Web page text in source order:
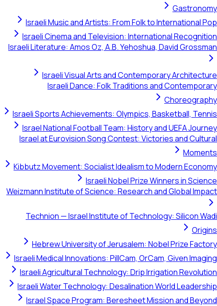
Israeli Music and Artists: From Folk to
Israeli Cinema and Television: International
Israeli Literature: Amos Oz, A.B. Yehoshua, David
Israeli Visual Arts and Contemporary
Israeli Dance: Folk Traditions and
Israeli Sports Achievements: Olympics, Basketball,
Israel National Football Team: History and UEFA
Israel at Eurovision Song Contest: Victories and
Kibbutz Movement: Socialist Idealism to Modern
Israeli Nobel Prize Winners in
Weizmann Institute of Science: Research and Global
Technion — Israel Institute of Technology:
Hebrew University of Jerusalem: Nobel Prize
Israeli Medical Innovations: PillCam, OrCam, Given
Israeli Agricultural Technology: Drip Irrigation
Israeli Water Technology: Desalination World
Israel Space Program: Beresheet Mission and